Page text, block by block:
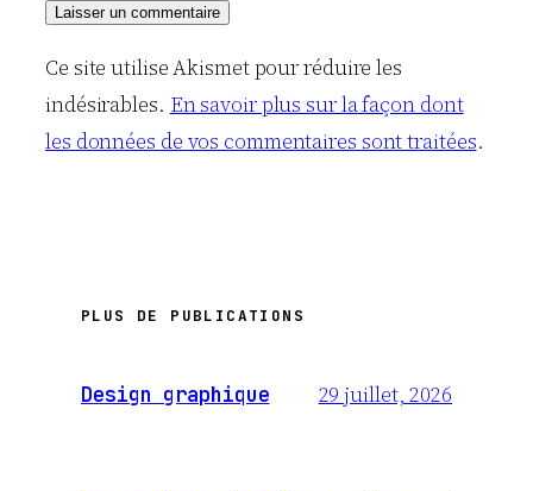
Ce site utilise Akismet pour réduire les
indésirables. En savoir plus sur la façon dont
les données de vos commentaires sont traitées.
PLUS DE PUBLICATIONS
Design graphique 29 juillet, 2026